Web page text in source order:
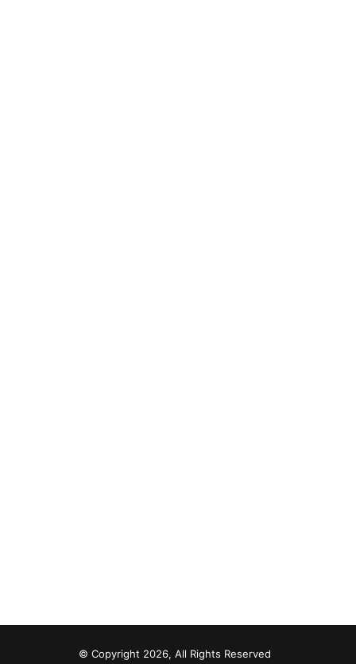
© Copyright 2026, All Rights Reserved